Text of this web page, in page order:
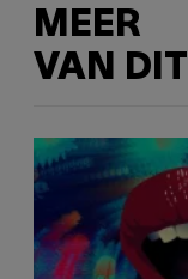
MEER
VAN DIT